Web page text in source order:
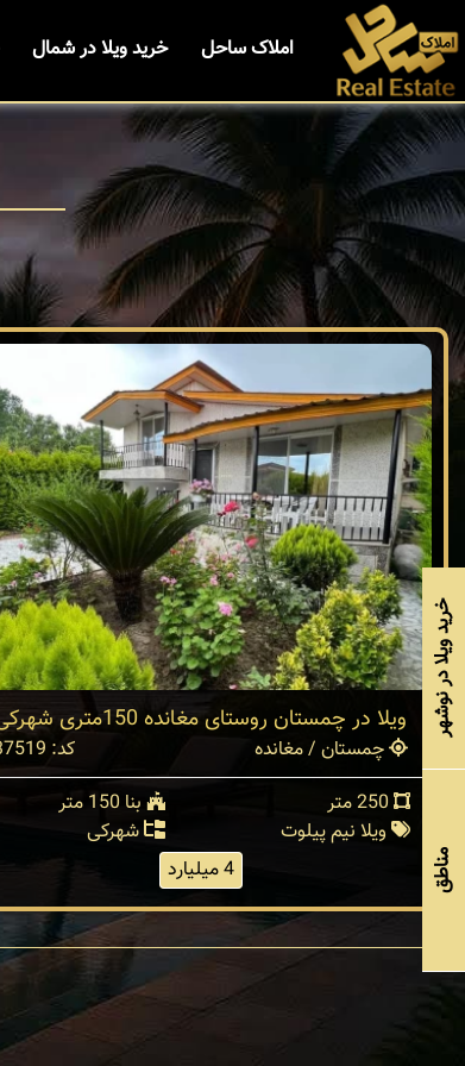
املاک ساحل خرید ویلا در شمال
ویلا در چمستان روستای مغانده 150متری شهرکی
چمستان / مغانده
کد: 37519
بنا 150 متر
ویلا نیم پیلوت
شهرکی
4 میلیارد
خرید ویلا در نوشهر
مناطق